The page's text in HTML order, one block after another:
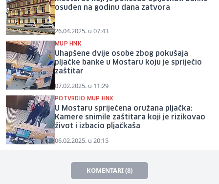
osuđen na godinu dana zatvora
26.04.2025. u 07:43
MUP HNK
Uhapšene dvije osobe zbog pokušaja
pljačke banke u Mostaru koju je spriječio
zaštitar
07.02.2025. u 11:29
POTVRDIO MUP HNK
U Mostaru spriječena oružana pljačka:
Kamere snimile zaštitara koji je rizikovao
život i izbacio pljačkaša
06.02.2025. u 20:15
KOMENTARI (8)